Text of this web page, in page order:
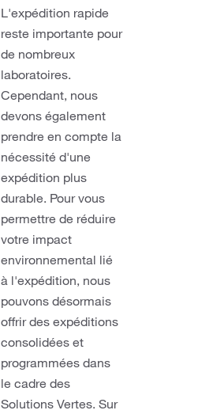
L'expédition rapide
reste importante pour
de nombreux
laboratoires.
Cependant, nous
devons également
prendre en compte la
nécessité d'une
expédition plus
durable. Pour vous
permettre de réduire
votre impact
environnemental lié
à l'expédition, nous
pouvons désormais
offrir des expéditions
consolidées et
programmées dans
le cadre des
Solutions Vertes. Sur